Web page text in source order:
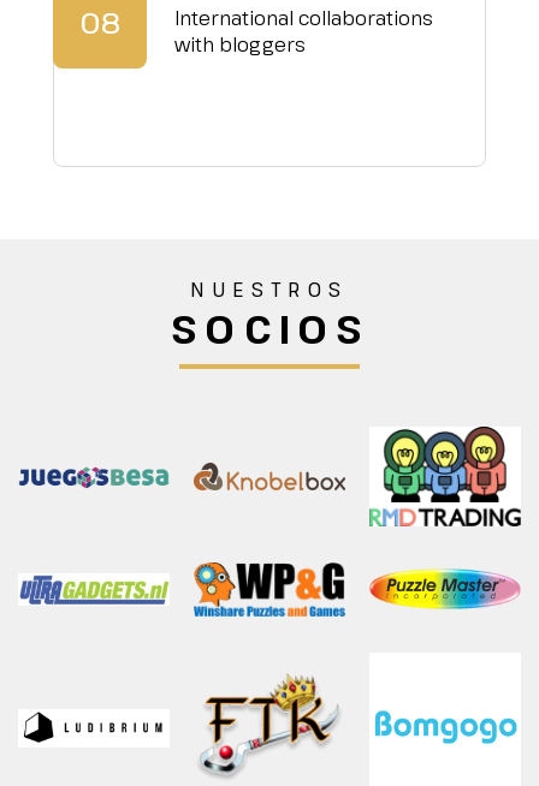
08
International collaborations
with bloggers
NUESTROS
SOCIOS